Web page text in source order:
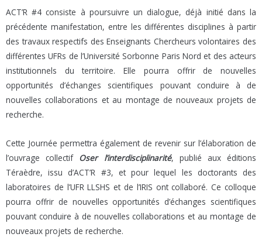
ACT’R #4 consiste à poursuivre un dialogue, déjà initié dans la
précédente manifestation, entre les différentes disciplines à partir
des travaux respectifs des Enseignants Chercheurs volontaires des
différentes UFRs de l’Université Sorbonne Paris Nord et des acteurs
institutionnels du territoire. Elle pourra offrir de nouvelles
opportunités d’échanges scientifiques pouvant conduire à de
nouvelles collaborations et au montage de nouveaux projets de
recherche.
Cette Journée permettra également de revenir sur l’élaboration de
l’ouvrage collectifOser l’interdisciplinarité, publié aux éditions
Téraèdre, issu d’ACT’R #3, et pour lequel les doctorants des
laboratoires de l’UFR LLSHS et de l’IRIS ont collaboré. Ce colloque
pourra offrir de nouvelles opportunités d’échanges scientifiques
pouvant conduire à de nouvelles collaborations et au montage de
nouveaux projets de recherche.